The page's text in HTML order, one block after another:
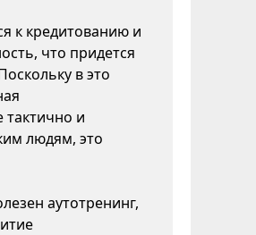
к кредитованию и
что придется
в это
тактично и
людям, это
аутотренинг,